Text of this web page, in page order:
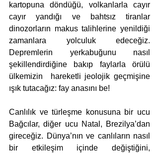
kartopuna döndüğü, volkanlarla cayır
cayır yandığı ve bahtsız tiranlar
dinozorların makus talihlerine yenildiği
zamanlara yolculuk edeceğiz.
Depremlerin yerkabuğunu nasıl
şekillendirdiğine bakıp faylarla örülü
ülkemizin  hareketli jeolojik geçmişine
ışık tutacağız: fay anasını be!
Canlılık ve türleşme konusuna bir ucu
Bağcılar, diğer ucu Natal, Brezilya’dan
gireceğiz. Dünya’nın ve canlıların nasıl
bir etkileşim içinde değiştiğini,